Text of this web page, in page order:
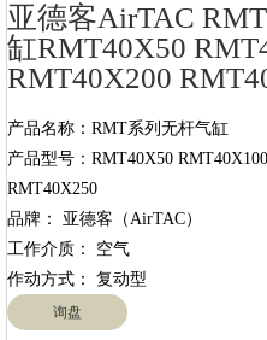
亚德客AirTAC
缸RMT40X50
RMT40X200
产品名称：RMT系列无杆气缸
产品型号：RMT40X50
RMT40X250
品牌： 亚德客（AirTAC）
工作介质： 空气
询盘